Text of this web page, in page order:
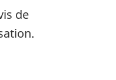
de